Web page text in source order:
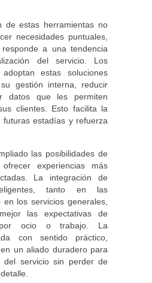
de estas herramientas no
necesidades puntuales,
a una tendencia
del servicio. Los
estas soluciones
gestión interna, reducir
datos que les permiten
clientes. Esto facilita la
futuras estadías y refuerza
las posibilidades de
experiencias más
La integración de
tanto en las
en los servicios generales,
las expectativas de
ocio o trabajo. La
con sentido práctico,
un aliado duradero para
del servicio sin perder de